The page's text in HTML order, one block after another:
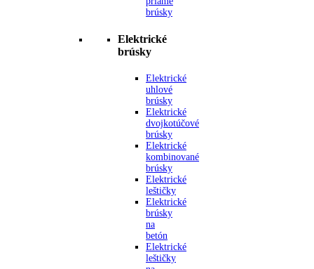
brúsky
Elektrické
brúsky
Elektrické
uhlové
brúsky
Elektrické
dvojkotúčové
brúsky
Elektrické
kombinované
brúsky
Elektrické
leštičky
Elektrické
brúsky
na
betón
Elektrické
leštičky